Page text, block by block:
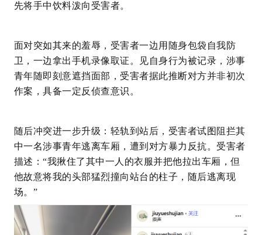
先将手中饮料泼向受害者。
面对突如其来的羞辱，受害者一边用随身包袋自我防
卫，一边拿出手机录像取证。见自身行为被记录，涉事
青年随即刻意遮挡面部，受害者据此推断对方并非初次
作案，具备一定反侦查意识。
随后冲突进一步升级：轻轨到站后，受害者试图阻拦其
中一名涉事青年逃离车厢，遭到对方暴力反抗。受害者
描述：“我揪住了其中一人的衣服并把他拉出车厢，但
他故意将我的头部猛烈撞向站台的柱子，随后逃离现
场。”